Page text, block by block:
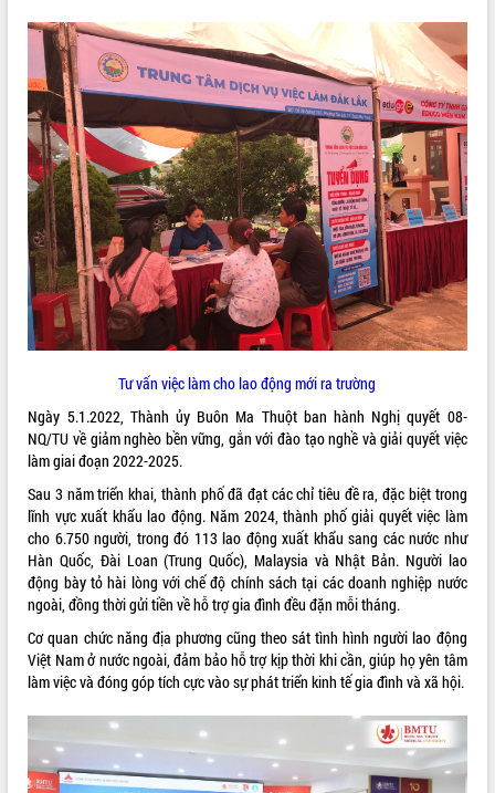
Trailer Lễ hội Sầu riêng Đắk Lắk năm
2026
Khám bệnh, cấp phát thuốc miễn phí
và tặng quà người dân xã Cư Pui
Hội nghị UBND tỉnh Đắk Lắk thường kỳ
tháng 7/2026
Lễ truy tặng danh hiệu “Bà Mẹ Việt
Nam Anh hùng” và trao Huân chương
Lao động
UBND tỉnh Đắk Lắk triển khai nhiệm
vụ 6 tháng cuối năm 2026
Kỳ họp thứ Hai, Hội đồng nhân dân
Bí thư Tỉnh ủy Lương Nguyễn Minh
Triết thăm, tặng quà người có công với
cách mạng
Rà soát, hoàn thiện hệ thống thiết chế
văn hóa, thể thao đáp ứng yêu cầu
phát triển mới
Thường trực HĐND tỉnh Đắk Lắk gặp
mặt Đoàn chuyên gia y tế TP. Hồ Chí
Minh
Lễ truy điệu và an táng hài cốt liệt sĩ
tại Nghĩa trang Liệt sĩ xã Sơn Hòa
Bàn giải pháp tháo gỡ khó khăn trong
Thứ trưởng Bộ Nông nghiệp và Môi
trường Nguyễn Hoàng Hiệp khảo sát
ALBUM ẢNH
LIÊN KẾT WEB
THỐNG KÊ TRUY CẬP
Hôm nay: 22662
Tất cả: 66108330
Tư vấn việc làm cho lao động mới ra trường
Ngày 5.1.2022, Thành ủy Buôn Ma Thuột ban hành Nghị quyết 08-
NQ/TU về giảm nghèo bền vững, gắn với đào tạo nghề và giải quyết việc
làm giai đoạn 2022-2025.
Sau 3 năm triển khai, thành phố đã đạt các chỉ tiêu đề ra, đặc biệt trong
lĩnh vực xuất khẩu lao động. Năm 2024, thành phố giải quyết việc làm
cho 6.750 người, trong đó 113 lao động xuất khẩu sang các nước như
Hàn Quốc, Đài Loan (Trung Quốc), Malaysia và Nhật Bản. Người lao
động bày tỏ hài lòng với chế độ chính sách tại các doanh nghiệp nước
ngoài, đồng thời gửi tiền về hỗ trợ gia đình đều đặn mỗi tháng.
Cơ quan chức năng địa phương cũng theo sát tình hình người lao động
Việt Nam ở nước ngoài, đảm bảo hỗ trợ kịp thời khi cần, giúp họ yên tâm
làm việc và đóng góp tích cực vào sự phát triển kinh tế gia đình và xã hội.